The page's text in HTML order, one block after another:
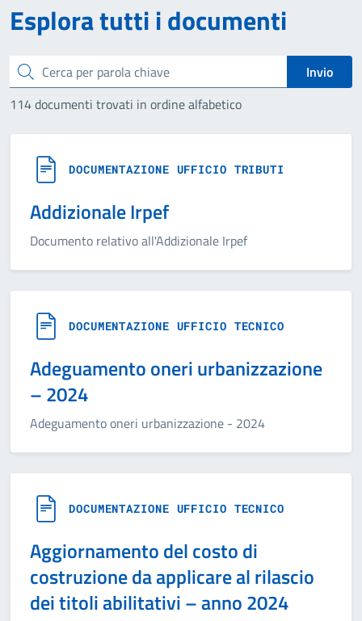
Esplora tutti i documenti
Cerca
Invio
114 documenti trovati in ordine alfabetico
DOCUMENTAZIONE UFFICIO TRIBUTI
Addizionale Irpef
Documento relativo all'Addizionale Irpef
DOCUMENTAZIONE UFFICIO TECNICO
Adeguamento oneri urbanizzazione
– 2024
Adeguamento oneri urbanizzazione - 2024
DOCUMENTAZIONE UFFICIO TECNICO
Aggiornamento del costo di
costruzione da applicare al rilascio
dei titoli abilitativi – anno 2024